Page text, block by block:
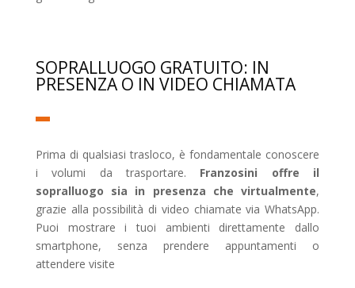
SOPRALLUOGO GRATUITO: IN
PRESENZA O IN VIDEO CHIAMATA
Prima di qualsiasi trasloco, è fondamentale conoscere
i volumi da trasportare. Franzosini offre il
sopralluogo sia in presenza che virtualmente,
grazie alla possibilità di video chiamate via WhatsApp.
Puoi mostrare i tuoi ambienti direttamente dallo
smartphone, senza prendere appuntamenti o
attendere visite